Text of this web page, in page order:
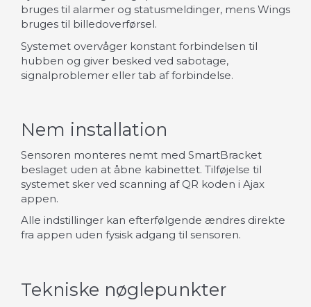
bruges til alarmer og statusmeldinger, mens Wings
bruges til billedoverførsel.
Systemet overvåger konstant forbindelsen til
hubben og giver besked ved sabotage,
signalproblemer eller tab af forbindelse.
Nem installation
Sensoren monteres nemt med SmartBracket
beslaget uden at åbne kabinettet. Tilføjelse til
systemet sker ved scanning af QR koden i Ajax
appen.
Alle indstillinger kan efterfølgende ændres direkte
fra appen uden fysisk adgang til sensoren.
Tekniske nøglepunkter